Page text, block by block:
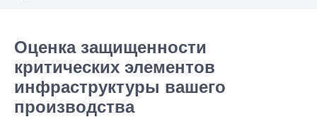
Оценка защищенности
критических элементов
инфраструктуры вашего
производства